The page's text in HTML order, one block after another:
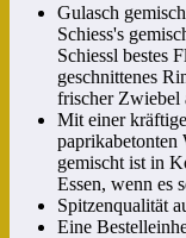
Gulasch
Schiess's
Schiessl bestes
geschnittenes
frischer Zwiebel
Mit einer
paprikabetonten
gemischt ist in
Essen, wenn es
Spitzenqualität
Eine